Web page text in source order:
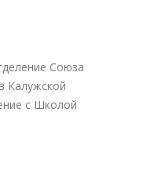
Союза
Калужской
с Школой